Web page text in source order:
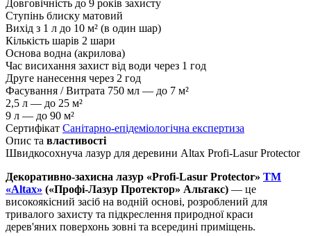
Довговічність до 9 років захисту
Ступінь блиску матовий
Вихід з 1 л до 10 м² (в один шар)
Кількість шарів 2 шари
Основа водна (акрилова)
Час висихання захист від води через 1 год
Друге нанесення через 2 год
Фасування / Витрата 750 мл — до 7 м²
2,5 л — до 25 м²
9 л — до 90 м²
Сертифікат Санітарно-епідеміологічна експертиза
Опис та властивості
Швидкосохнуча лазур для деревини Altax Profi-Lasur Protector
Декоративно-захисна лазур «Profi-Lasur Protector» TM
«Altax» («Профі-Лазур Протектор» Альтакс) — це
високоякісний засіб на водній основі, розроблений для
тривалого захисту та підкреслення природної краси
дерев'яних поверхонь зовні та всередині приміщень.